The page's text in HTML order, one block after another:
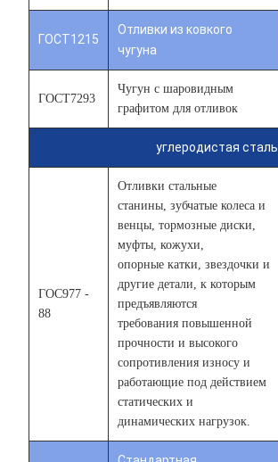
ГОСТ1215
Отливки из ковкого
чугуна
ГОСТ7293
Чугун с шаровидным
графитом для отливок
углеродистая сталь
ГОС977 -
88
Отливки стальные
станины, зубчатые колеса и
венцы, тормозные диски,
муфты, кожухи,
опорные катки, звездочки и
другие детали, к которым
предъявляются
требования повышенной
прочности и высокого
сопротивления износу и
работающие под действием
статических и
динамических нагрузок.